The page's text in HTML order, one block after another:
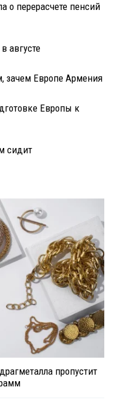
о перерасчете пенсий
августе
зачем Европе Армения
Европы к
сидит
пропустит